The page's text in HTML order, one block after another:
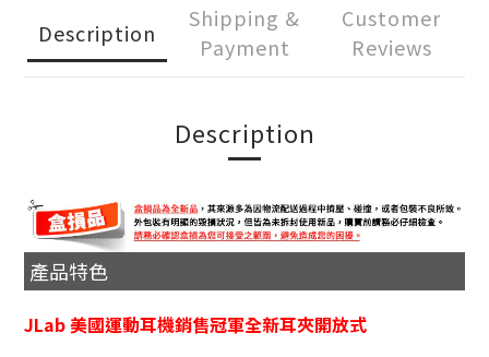
Description
Shipping &
Payment
Customer
Reviews
Description
產品特色
JLab 美國運動耳機銷售冠軍全新耳夾開放式